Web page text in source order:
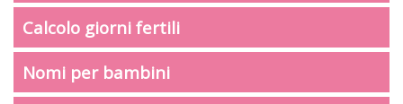
Calcolo giorni fertili
Nomi per bambini